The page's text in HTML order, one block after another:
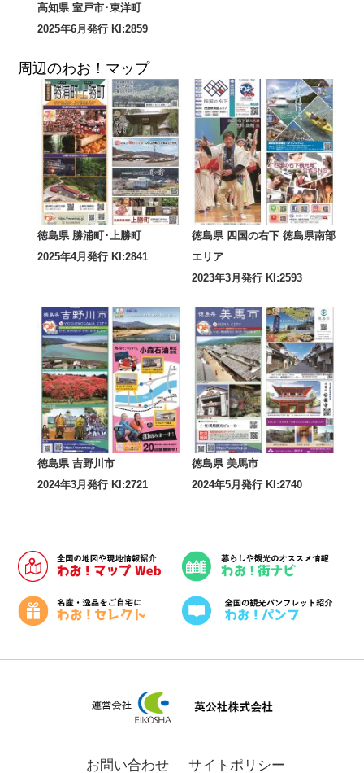
高知県 室戸市･東洋町
2025年6月発行 KI:2859
周辺のわお！マップ
徳島県 勝浦町･上勝町
2025年4月発行 KI:2841
徳島県 四国の右下 徳島県南部
エリア
2023年3月発行 KI:2593
徳島県 吉野川市
2024年3月発行 KI:2721
徳島県 美馬市
2024年5月発行 KI:2740
お問い合わせ サイトポリシー